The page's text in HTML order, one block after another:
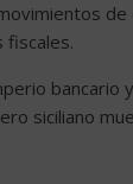
fiscales.
bancario
siciliano